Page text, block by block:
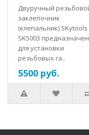
Двуручный
заклепочник
(клепальник) SKytools
SK5003 предназначен
для установки
резьбовых га..
5500 руб.